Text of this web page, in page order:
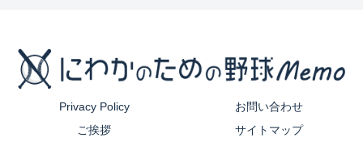
Privacy Policy
お問い合わせ
ご挨拶
サイトマップ